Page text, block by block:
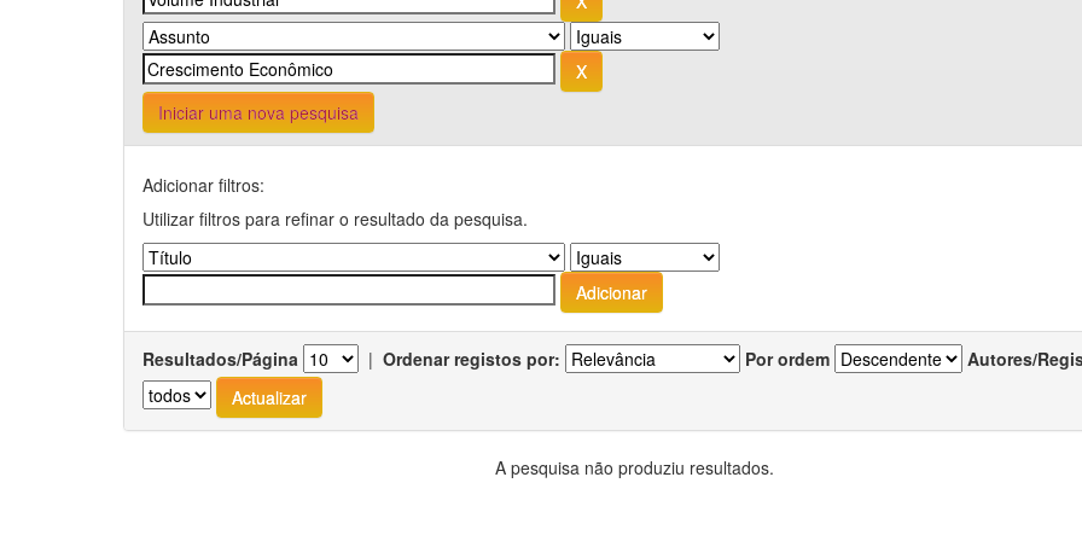
Iniciar uma nova pesquisa
Adicionar filtros:
Utilizar filtros para refinar o resultado da pesquisa.
Resultados/Página | Ordenar registos por: Por ordem Autores/
A pesquisa não produziu resultados.